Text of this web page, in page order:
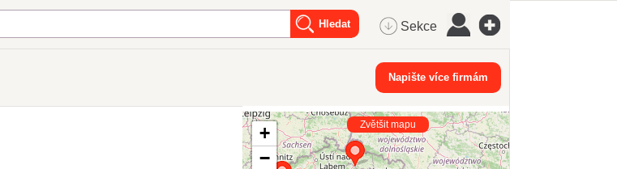
Sekce
Napište více firmám
+
−
Zvětšit mapu